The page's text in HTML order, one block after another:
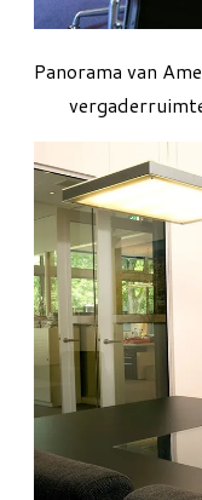
Panorama van